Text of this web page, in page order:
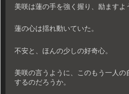
美咲は蓮の手を強く握り、励ますよ
蓮の心は揺れ動いていた。
不安と、ほんの少しの好奇心。
美咲の言うように、このもう一人の
するのだろうか。